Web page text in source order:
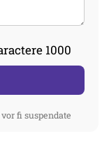
1000
fi suspendate